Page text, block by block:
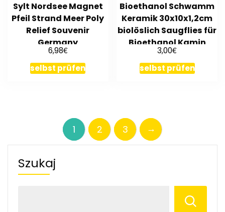
Sylt Nordsee Magnet
Pfeil Strand Meer Poly
Relief Souvenir
Germany
6,98€
selbst prüfen
Bioethanol Schwamm
Keramik 30x10x1,2cm
biolöslich Saugflies für
Bioethanol Kamin
3,00€
selbst prüfen
1 2 3 →
Szukaj